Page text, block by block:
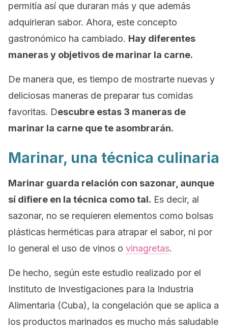
permitía así que duraran más y que además
adquirieran sabor. Ahora, este concepto
gastronómico ha cambiado. Hay diferentes
maneras y objetivos de marinar la carne.
De manera que, es tiempo de mostrarte nuevas y
deliciosas maneras de preparar tus comidas
favoritas. Descubre estas 3 maneras de
marinar la carne que te asombrarán.
Marinar, una técnica culinaria
Marinar guarda relación con sazonar, aunque
sí difiere en la técnica como tal. Es decir, al
sazonar, no se requieren elementos como bolsas
plásticas herméticas para atrapar el sabor, ni por
lo general el uso de vinos o vinagretas.
De hecho, según este estudio realizado por el
Instituto de Investigaciones para la Industria
Alimentaria (Cuba), la congelación que se aplica a
los productos marinados es mucho más saludable